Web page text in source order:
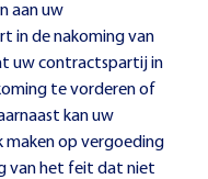
aan uw
in de nakoming van
uw contractspartij in
te vorderen of
kan uw
op vergoeding
van het feit dat niet